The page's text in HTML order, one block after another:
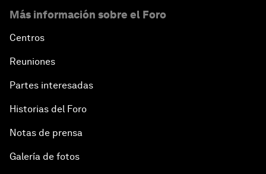
Más información sobre el Foro
Centros
Reuniones
Partes interesadas
Historias del Foro
Notas de prensa
Galería de fotos